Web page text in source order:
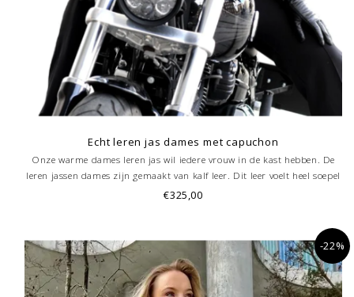
Echt leren jas dames met capuchon
Onze warme dames leren jas wil iedere vrouw in de kast hebben. De
leren jassen dames zijn gemaakt van kalf leer. Dit leer voelt heel soepel
en zacht aan tijdens het dragen . De jas is gevoerd. De binnen voering
€325,00
-22%